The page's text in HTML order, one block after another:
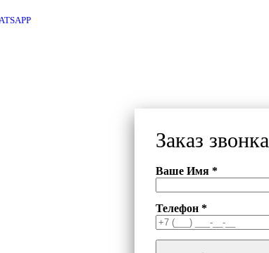
Заказ звонка
Ваше Имя *
Телефон *